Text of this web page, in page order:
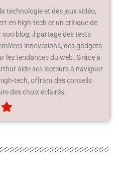
technologie et des jeux vidéo,
en high-tech et un critique de
blog, il partage des tests
innovations, des gadgets
les tendances du web. Grâce à
aide ses lecteurs à naviguer
tech, offrant des conseils
des choix éclairés.